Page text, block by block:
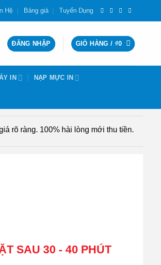
Hệ Bảng giá Tuyển Dụng
ĐĂNG NHẬP GIỎ HÀNG / ₫0
IN NẠP MỰC IN
rõ ràng. 100% hài lòng mới thu tiền.
SAU 30 - 40 PHÚT